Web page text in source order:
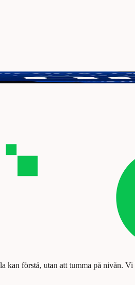
3000 kr.
förstå, utan att tumma på nivån.